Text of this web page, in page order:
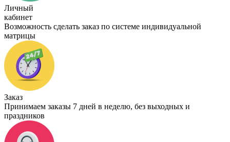
Личный
кабинет
Возможность сделать заказ по системе индивидуальной
матрицы
Заказ
Принимаем заказы 7 дней в неделю, без выходных и
праздников